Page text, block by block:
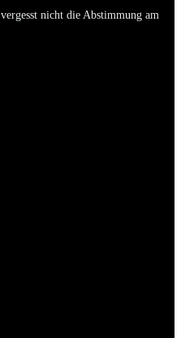
vergesst nicht die Abstimmung am